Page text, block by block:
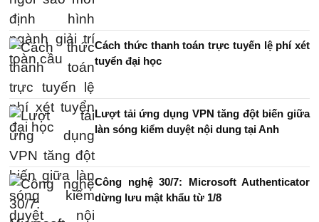
Cách thức thanh toán trực tuyến lệ phí xét
tuyển đại học
Lượt tải ứng dụng VPN tăng đột biến giữa
làn sóng kiểm duyệt nội dung tại Anh
Công nghệ 30/7: Microsoft Authenticator
dừng lưu mật khẩu từ 1/8